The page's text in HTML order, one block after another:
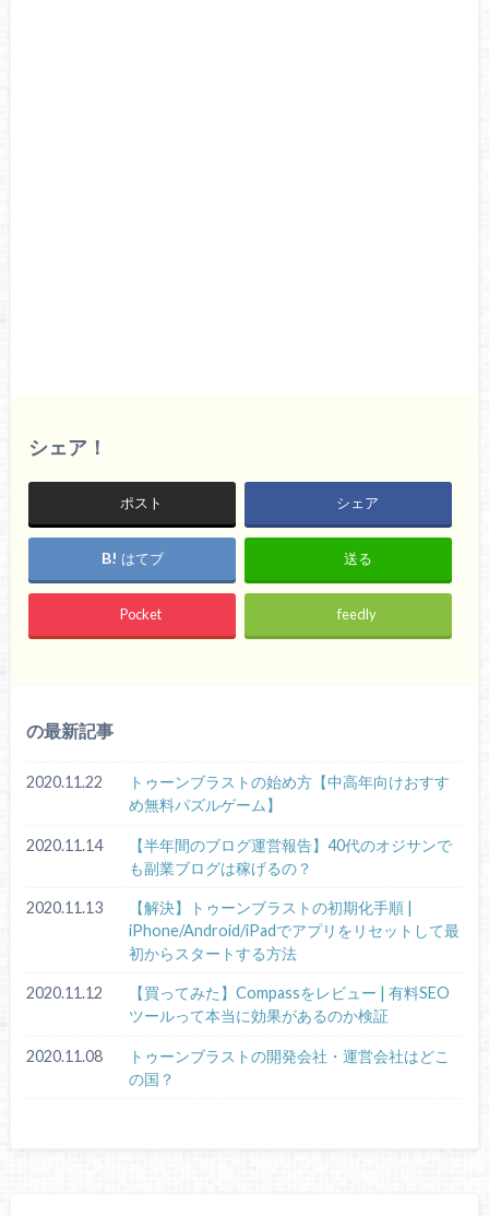
シェア！
ポスト シェア
はてブ 送る
Pocket feedly
の最新記事
2020.11.22
トゥーンブラストの始め方【中高年向けおすす
め無料パズルゲーム】
2020.11.14
【半年間のブログ運営報告】40代のオジサンで
も副業ブログは稼げるの？
2020.11.13
【解決】トゥーンブラストの初期化手順 |
iPhone/Android/iPadでアプリをリセットして最
初からスタートする方法
2020.11.12
【買ってみた】Compassをレビュー | 有料SEO
ツールって本当に効果があるのか検証
2020.11.08
トゥーンブラストの開発会社・運営会社はどこ
の国？